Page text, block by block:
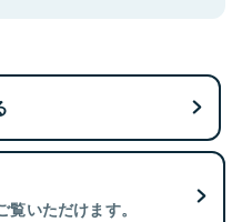
いただけます。